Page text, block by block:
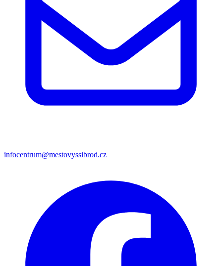
infocentrum@mestovyssibrod.cz